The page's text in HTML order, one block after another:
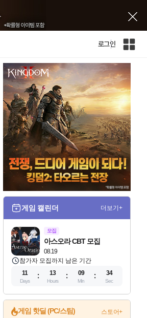
로그인
인
사
이
트
맵
게임 캘린더 더보기+
모집
08.19
아스오라 CBT 모집
참가자 모집까지 남은 기간
11
Days
13
Hours
09
Min
33
Sec
게임 핫딜 (PC/스팀) 스토어+